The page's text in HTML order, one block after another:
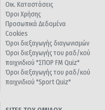
Οικ. Καταστάσεις
Όροι Χρήσης
Προσωπικά Δεδομένα
Cookies
Όροι διεξαγωγής διαγωνισμών
Όροι διεξαγωγής του ραδ/κού
παιχνιδιού "ΣΠΟΡ FM Quiz"
Όροι διεξαγωγής του ραδ/κού
παιχνιδιού "Sport Quiz"